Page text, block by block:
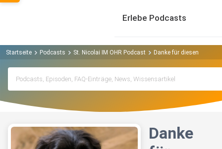
Erlebe Podcasts
Startseite Podcasts St. Nicolai IM OHR Podcast Danke für diesen guten
Danke